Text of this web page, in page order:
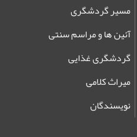
مسیر گردشگری
آئین ها و مراسم سنتی
گردشگری غذایی
میراث کلامی
نویسندگان